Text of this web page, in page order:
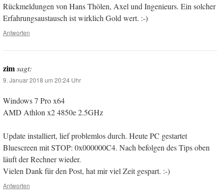
Rückmeldungen von Hans Thölen, Axel und Ingenieurs. Ein solcher
Erfahrungsaustausch ist wirklich Gold wert. :-)
Antworten
zimsagt:
9. Januar 2018 um 20:24 Uhr
Windows 7 Pro x64
AMD Athlon x2 4850e 2.5GHz
Update installiert, lief problemlos durch. Heute PC gestartet
Bluescreen mit STOP: 0x000000C4. Nach befolgen des Tips oben
läuft der Rechner wieder.
Vielen Dank für den Post, hat mir viel Zeit gespart. :-)
Antworten